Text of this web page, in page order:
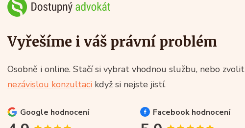
Vyřešíme i váš právní problém
Osobně i online. Stačí si vybrat vhodnou službu, nebo zvolit
nezávislou konzultaci když si nejste jistí.
Google hodnocení Facebook hodnocení